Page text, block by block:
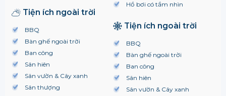
Tiện ích ngoài trời
BBQ
Bàn ghế ngoài trời
Ban công
Sân hiên
Sân vườn & Cây xanh
Sân thượng
Hồ bơi có tầm nhìn
Tiện ích ngoài trời
BBQ
Bàn ghế ngoài trời
Ban công
Sân hiên
Sân vườn & Cây xanh